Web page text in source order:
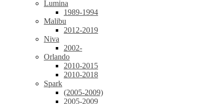
Lumina
1989-1994
Malibu
2012-2019
Niva
2002-
Orlando
2010-2015
2010-2018
Spark
(2005-2009)
2005-2009